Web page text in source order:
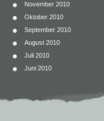
November 2010
Oktober 2010
September 2010
August 2010
Juli 2010
Juni 2010